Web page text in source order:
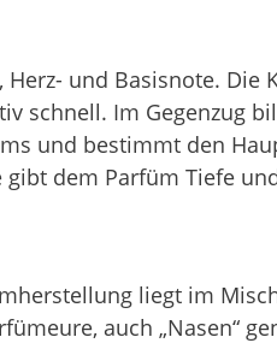
und Basisnote. Die
schnell. Im Gegenzug
und bestimmt den
dem Parfüm Tiefe
liegt im
auch „Nasen“